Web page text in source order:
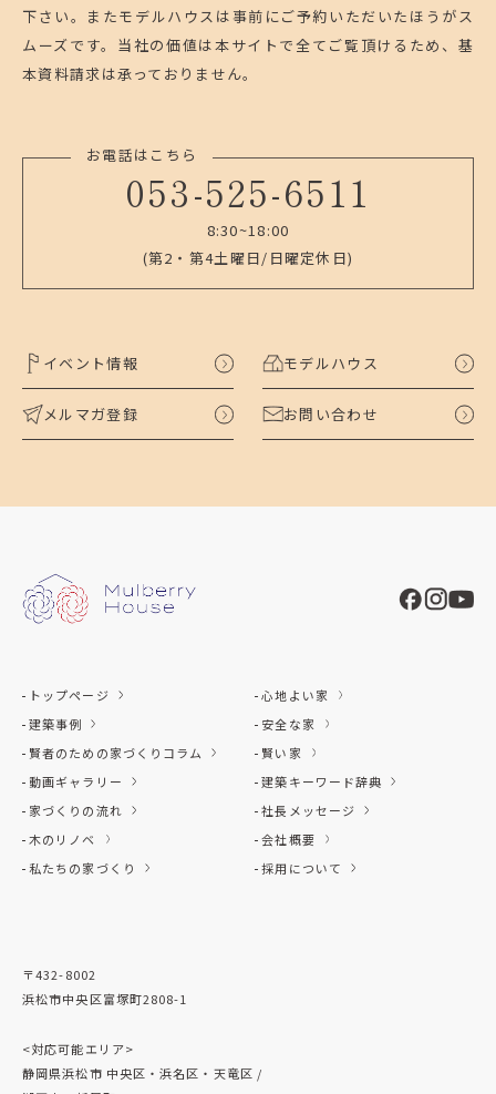
下さい。 またモデルハウスは事前にご予約いただいたほうがス
ムーズです。 当社の価値は本サイトで全てご覧頂けるため、基
本資料請求は承っておりません。
お電話はこちら
053-525-6511
8:30~18:00
(第2・第4土曜日/日曜定休日)
イベント情報 モデルハウス
メルマガ登録 お問い合わせ
トップページ
建築事例
賢者のための家づくりコラム
動画ギャラリー
家づくりの流れ
木のリノベ
私たちの家づくり
心地よい家
安全な家
賢い家
建築キーワード辞典
社長メッセージ
会社概要
採用について
〒432-8002
浜松市中央区富塚町2808-1
<対応可能エリア>
静岡県浜松市 中央区・浜名区・天竜区 /